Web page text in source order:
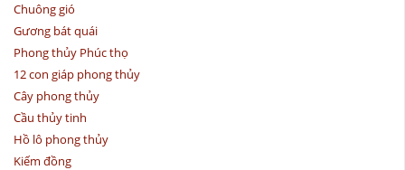
Chuông gió
Gương bát quái
Phong thủy Phúc thọ
12 con giáp phong thủy
Cây phong thủy
Cầu thủy tinh
Hồ lô phong thủy
Kiếm đồng